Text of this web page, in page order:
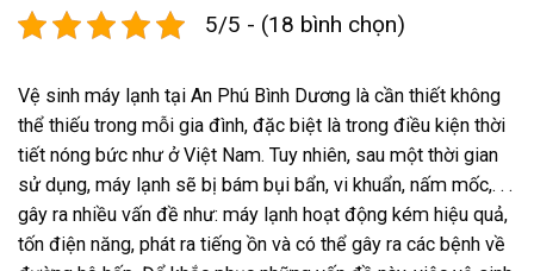
5/5 - (18 bình chọn)
Vệ sinh máy lạnh tại An Phú Bình Dương là cần thiết không
thể thiếu trong mỗi gia đình, đặc biệt là trong điều kiện thời
tiết nóng bức như ở Việt Nam. Tuy nhiên, sau một thời gian
sử dụng, máy lạnh sẽ bị bám bụi bẩn, vi khuẩn, nấm mốc,. . .
gây ra nhiều vấn đề như: máy lạnh hoạt động kém hiệu quả,
tốn điện năng, phát ra tiếng ồn và có thể gây ra các bệnh về